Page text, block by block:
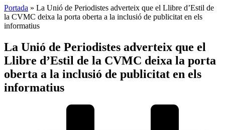
Portada » La Unió de Periodistes adverteix que el Llibre d’Estil de
la CVMC deixa la porta oberta a la inclusió de publicitat en els
informatius
La Unió de Periodistes adverteix que el
Llibre d’Estil de la CVMC deixa la porta
oberta a la inclusió de publicitat en els
informatius